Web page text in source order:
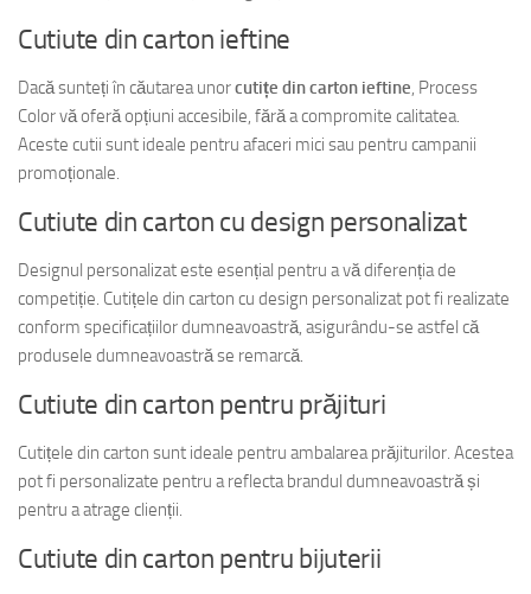
Cutiute din carton ieftine
Dacă sunteți în căutarea unorcutițe din carton ieftine, Process
Color vă oferă opțiuni accesibile, fără a compromite calitatea.
Aceste cutii sunt ideale pentru afaceri mici sau pentru campanii
promoționale.
Cutiute din carton cu design personalizat
Designul personalizat este esențial pentru a vă diferenția de
competiție. Cutițele din carton cu design personalizat pot fi realizate
conform specificațiilor dumneavoastră, asigurându-se astfel că
produsele dumneavoastră se remarcă.
Cutiute din carton pentru prăjituri
Cutițele din carton sunt ideale pentru ambalarea prăjiturilor. Acestea
pot fi personalizate pentru a reflecta brandul dumneavoastră și
pentru a atrage clienții.
Cutiute din carton pentru bijuterii